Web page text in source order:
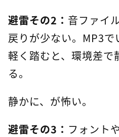
避雷その2： 音ファイ
戻りが少ない。MP3で
軽く踏むと、環境差で
る。
静かに、が怖い。
避雷その3： フォント